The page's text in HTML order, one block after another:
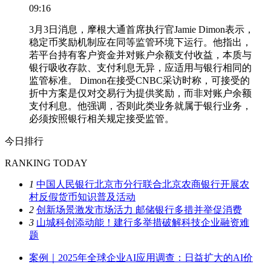
09:16
3月3日消息，摩根大通首席执行官Jamie Dimon表示，
稳定币奖励机制应在同等监管环境下运行。他指出，
若平台持有客户资金并对账户余额支付收益，本质与
银行吸收存款、支付利息无异，应适用与银行相同的
监管标准。 Dimon在接受CNBC采访时称，可接受的
折中方案是仅对交易行为提供奖励，而非对账户余额
支付利息。他强调，否则此类业务就属于银行业务，
必须按照银行相关规定接受监管。
今日排行
RANKING TODAY
1 中国人民银行北京市分行联合北京农商银行开展农
村反假货币知识普及活动
2 创新场景激发市场活力 邮储银行多措并举促消费
3 山城科创添动能！建行多举措破解科技企业融资难
题
案例｜2025年全球企业AI应用调查：日益扩大的AI价